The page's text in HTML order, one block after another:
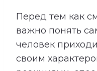
Перед тем как
важно понять
человек
своим